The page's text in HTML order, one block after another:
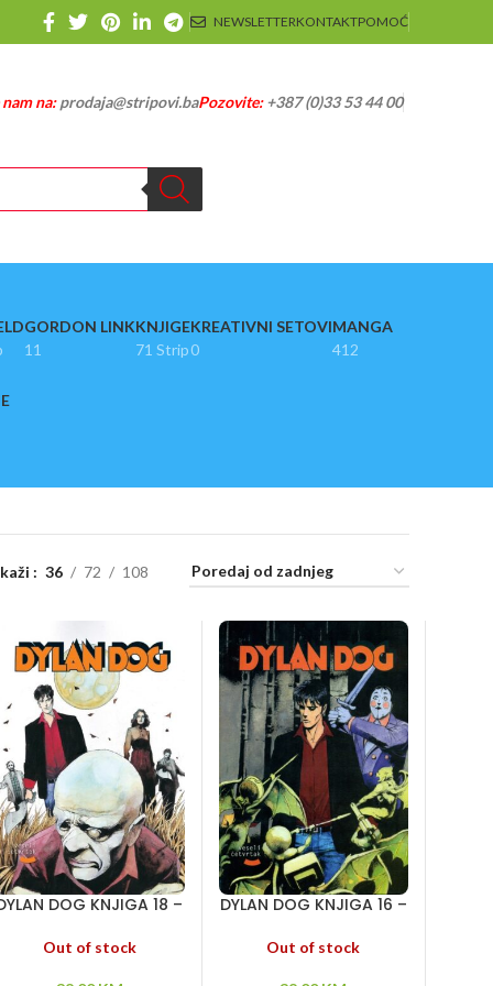
NEWSLETTERKONTAKTPOMOĆ
na:prodaja@stripovi.baPozovite:+387 (0)33 53 44 00
GORDON LINK
11
KNJIGE
71 Strip
KREATIVNI SETOVI
0
MANGA
412
36 72 108
DOG KNJIGA 18 –
tame – Delirijum
Out of stock
DYLAN DOG KNJIGA 16 –
krvlju – Raj užasa
Out of stock